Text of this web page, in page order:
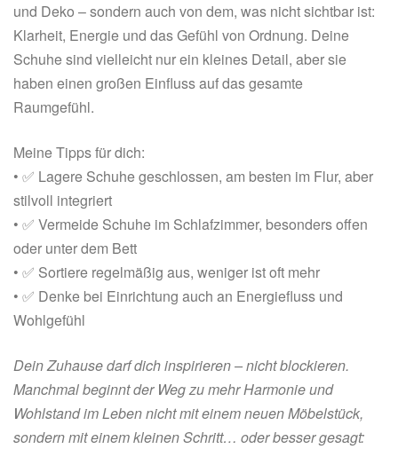
und Deko – sondern auch von dem, was nicht sichtbar ist:
Klarheit, Energie und das Gefühl von Ordnung. Deine
Schuhe sind vielleicht nur ein kleines Detail, aber sie
haben einen großen Einfluss auf das gesamte
Raumgefühl.
Meine Tipps für dich:
• ✅ Lagere Schuhe geschlossen, am besten im Flur, aber
stilvoll integriert
• ✅ Vermeide Schuhe im Schlafzimmer, besonders offen
oder unter dem Bett
• ✅ Sortiere regelmäßig aus, weniger ist oft mehr
• ✅ Denke bei Einrichtung auch an Energiefluss und
Wohlgefühl
Dein Zuhause darf dich inspirieren – nicht blockieren.
Manchmal beginnt der Weg zu mehr Harmonie und
Wohlstand im Leben nicht mit einem neuen Möbelstück,
sondern mit einem kleinen Schritt… oder besser gesagt: